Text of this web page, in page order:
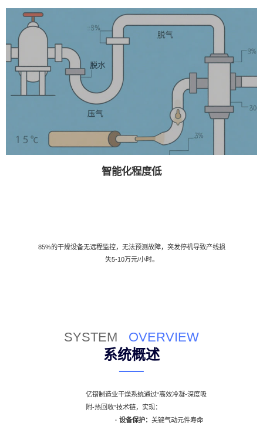
智能化程度低
85%的干燥设备无远程监控，无法预测故障，突发停机导致产线损
失5-10万元/小时。
SYSTEM OVERVIEW
系统概述
亿镨制造业干燥系统通过“高效冷凝-深度吸
附-热回收”技术链，实现：
· 设备保护： 关键气动元件寿命